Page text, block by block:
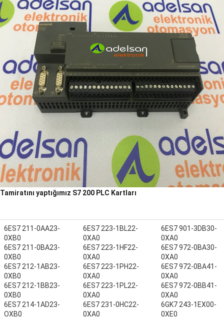
Tamiratını yaptığımız S7 200 PLC Kartları
6ES7 211-0AA23-
0XB0
6ES7 211-0BA23-
0XB0
6ES7 212-1AB23-
0XB0
6ES7 212-1BB23-
0XB0
6ES7 214-1AD23-
OXB0
6ES7 223-1BL22-
0XA0
6ES7 223-1HF22-
0XA0
6ES7 223-1PH22-
0XA0
6ES7 223-1PL22-
0XA0
6ES7 231-0HC22-
0XA0
6ES7 901-3DB30-
0XA0
6ES7 972-0BA30-
0XA0
6ES7 972-0BA41-
0XA0
6ES7 972-0BB41-
0XA0
6GK7 243-1EX00-
0XE0